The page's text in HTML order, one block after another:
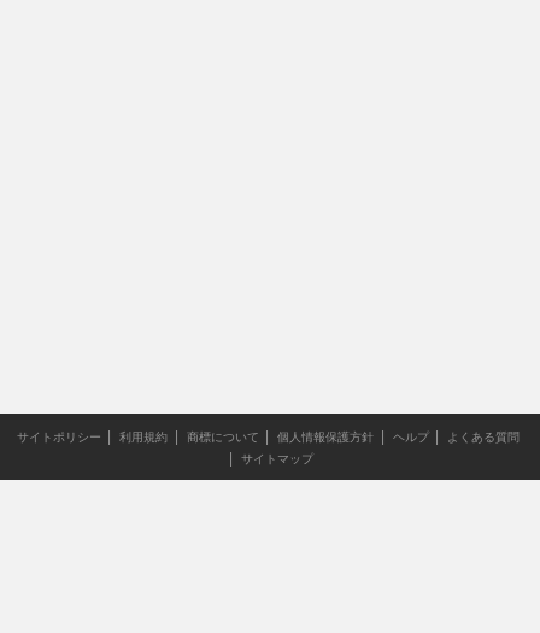
サイトポリシー 利用規約 商標について 個人情報保護方針 ヘルプ
よくある質問
サイトマップ